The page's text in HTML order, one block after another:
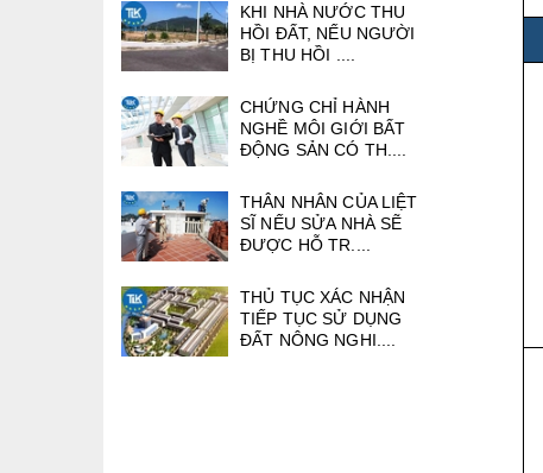
KHI NHÀ NƯỚC THU
HỒI ĐẤT, NẾU NGƯỜI
BỊ THU HỒI ....
CHỨNG CHỈ HÀNH
NGHỀ MÔI GIỚI BẤT
ĐỘNG SẢN CÓ TH....
THÂN NHÂN CỦA LIỆT
SĨ NẾU SỬA NHÀ SẼ
ĐƯỢC HỖ TR....
THỦ TỤC XÁC NHẬN
TIẾP TỤC SỬ DỤNG
ĐẤT NÔNG NGHI....